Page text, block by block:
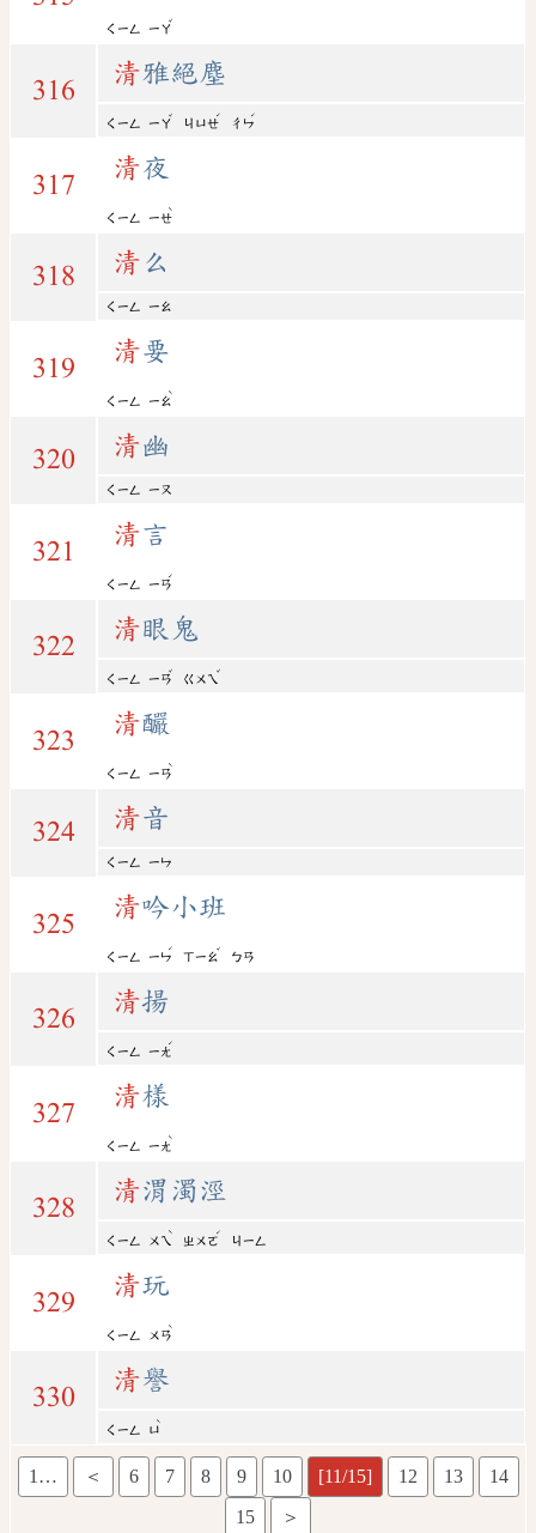
ㄑㄧㄥ ㄧㄚ
ˇ
316
清雅絕塵
ㄑㄧㄥ ㄧㄚ
ˇ
ㄐㄩㄝ
ˊ
ㄔㄣ
ˊ
317
清夜
ㄑㄧㄥ ㄧㄝ
ˋ
318 清 么
ㄑㄧㄥ ㄧㄠ
319
清要
ㄑㄧㄥ ㄧㄠ
ˋ
320 清幽
ㄑㄧㄥ ㄧㄡ
321
清言
ㄑㄧㄥ ㄧㄢ
ˊ
322
清眼鬼
ㄑㄧㄥ ㄧㄢ
ˇ
ㄍㄨㄟ
ˇ
323
清釅
ㄑㄧㄥ ㄧㄢ
ˋ
324 清音
ㄑㄧㄥ ㄧㄣ
325
清吟小班
ㄑㄧㄥ ㄧㄣ
ˊ
ㄒㄧㄠ
ˇ
ㄅㄢ
326
清揚
ㄑㄧㄥ ㄧㄤ
ˊ
327
清樣
ㄑㄧㄥ ㄧㄤ
ˋ
328
清渭濁涇
ㄑㄧㄥ ㄨㄟ
ˋ
ㄓㄨㄛ
ˊ
ㄐㄧㄥ
329
清玩
ㄑㄧㄥ ㄨㄢ
ˋ
330
清譽
ㄑㄧㄥ ㄩ
ˋ
1… ＜ 6 7 8 9 10 [11/15] 12 13
14
15
＞